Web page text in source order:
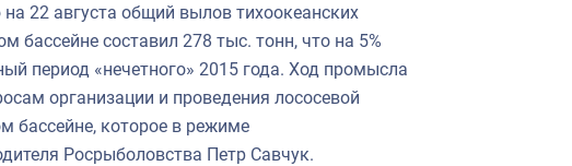
22 августа общий вылов тихоокеанских
бассейне составил 278 тыс. тонн, что на 5%
период «нечетного» 2015 года. Ход промысла
организации и проведения лососевой
бассейне, которое в режиме
Росрыболовства Петр Савчук.